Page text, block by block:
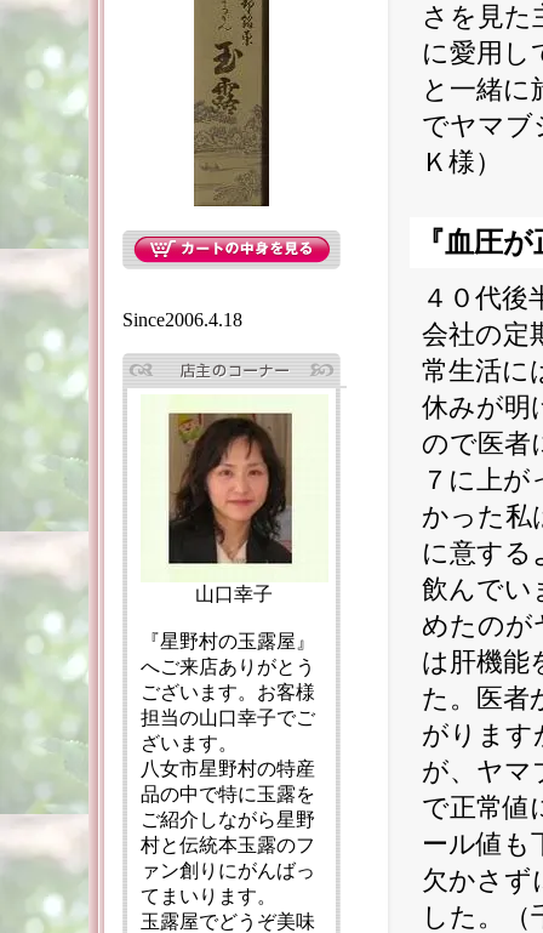
Since2006.4.18
山口幸子
『星野村の玉露屋』
へご来店ありがとう
ございます。お客様
担当の山口幸子でご
ざいます。
八女市星野村の特産
品の中で特に玉露を
ご紹介しながら星野
村と伝統本玉露のフ
ァン創りにがんばっ
てまいります。
玉露屋でどうぞ美味
さを見た
に愛用し
と一緒に
でヤマブ
Ｋ様）
『血圧
４０代
会社の定
常生活に
休みが明
ので医者
７に上
かった私
に意する
飲んでい
めたのが
は肝機能
た。医者
がります
が、ヤマ
で正常値
ール値も
欠かさず
した。（